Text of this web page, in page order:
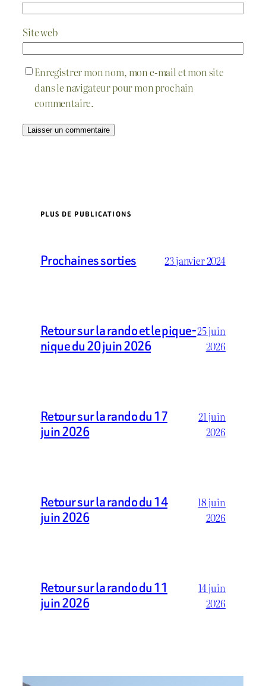
Site web
Enregistrer mon nom, mon e-mail et mon site
dans le navigateur pour mon prochain
commentaire.
PLUS DE PUBLICATIONS
Prochaines sorties 23 janvier 2024
Retour sur la rando et le pique-
nique du 20 juin 2026
25 juin
2026
Retour sur la rando du 17
juin 2026
21 juin
2026
Retour sur la rando du 14
juin 2026
18 juin
2026
Retour sur la rando du 11
juin 2026
14 juin
2026